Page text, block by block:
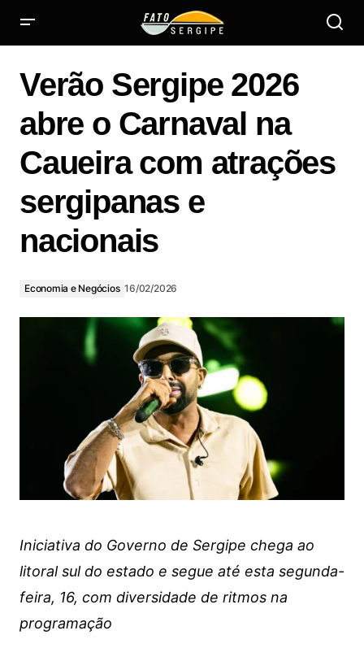
Verão Sergipe 2026
abre o Carnaval na
Caueira com atrações
sergipanas e
nacionais
Economia e Negócios 16/02/2026
Iniciativa do Governo de Sergipe chega ao
litoral sul do estado e segue até esta segunda-
feira, 16, com diversidade de ritmos na
programação